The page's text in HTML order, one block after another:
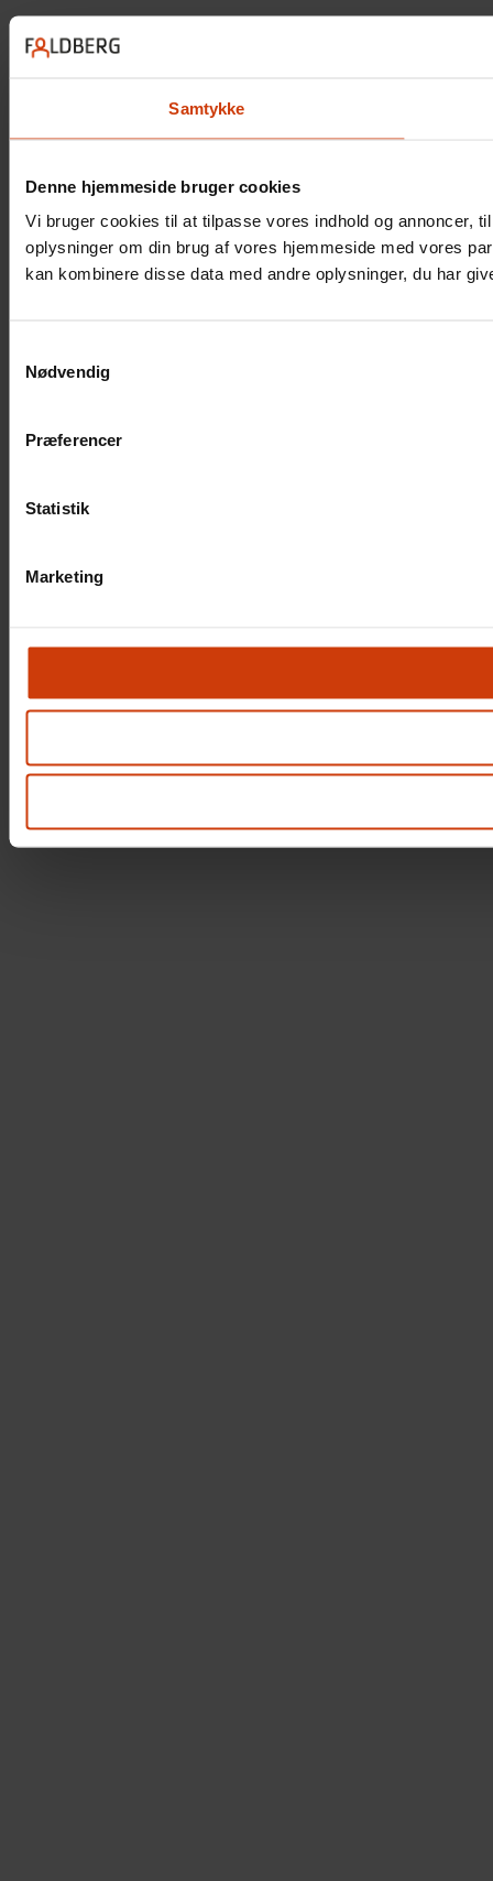
Samtykke
Denne hjemmeside bruger cookies
Vi bruger cookies til at tilpasse vores indhold og annoncer,
oplysninger om din brug af vores hjemmeside med vores
kan kombinere disse data med andre oplysninger, du har
Nødvendig
Præferencer
Statistik
Marketing